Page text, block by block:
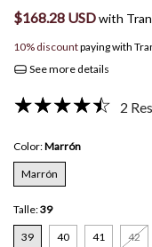
$168.28 USDwith
10% discountpaying with
See more details
2
Color:Marrón
Marrón
Talle:39
39 40 41 42